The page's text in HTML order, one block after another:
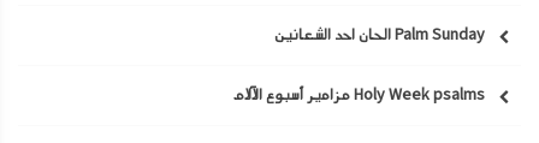
Palm Sunday الحان احد الشعانين
Holy Week psalms مزامير أسبوع الآلام